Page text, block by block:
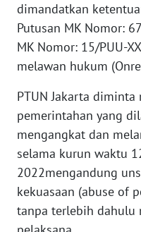
dimandatkan
Putusan MK Nomor:
MK Nomor: 15/PUU-
melawan hukum
PTUN Jakarta
pemerintahan yang
mengangkat dan
selama kurun waktu
2022mengandung
kekuasaan (abuse of
tanpa terlebih dahulu
WN
BANTEN
WN
WN
WN
PAPUA
WN